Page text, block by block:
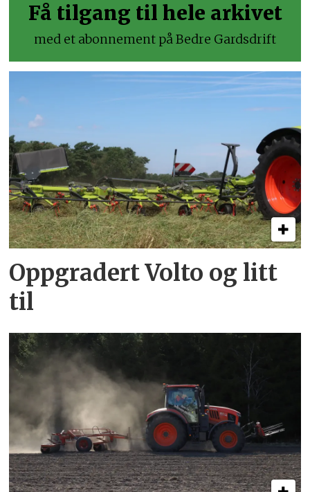
Få tilgang til hele arkivet
med et abonnement på Bedre Gardsdrift
Oppgradert Volto og litt
til